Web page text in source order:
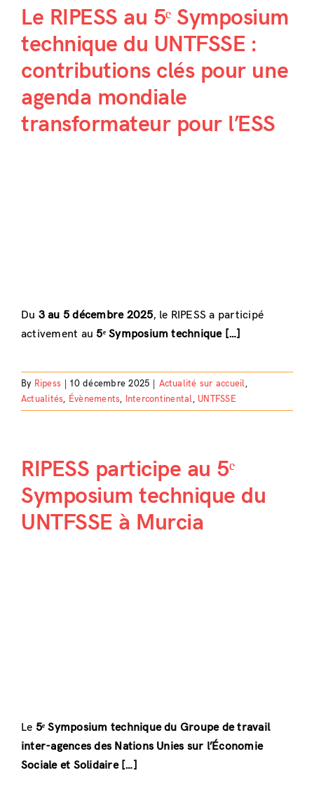
Le RIPESS au 5ᵉ Symposium
technique du UNTFSSE :
contributions clés pour une
agenda mondiale
transformateur pour l’ESS
Du 3 au 5 décembre 2025, le RIPESS a participé
activement au 5ᵉ Symposium technique […]
By Ripess 10 décembre 2025 Actualité sur accueil,
Actualités, Évènements, Intercontinental, UNTFSSE
RIPESS participe au 5ᵉ
Symposium technique du
UNTFSSE à Murcia
Le 5ᵉ Symposium technique du Groupe de travail
inter-agences des Nations Unies sur l’Économie
Sociale et Solidaire […]